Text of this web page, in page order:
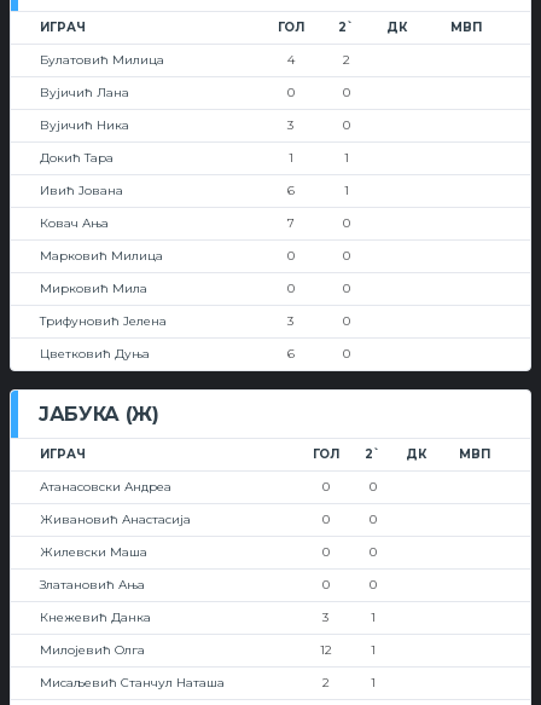
ИГРАЧ ГОЛ 2` ДК МВП
Булатовић Милица 4 2
Вујичић Лана 0 0
Вујичић Ника 3 0
Докић Тара 1 1
Ивић Јована 6 1
Ковач Ања 7 0
Марковић Милица 0 0
Мирковић Мила 0 0
Трифуновић Јелена 3 0
Цветковић Дуња 6 0
ЈАБУКА (Ж)
ИГРАЧ ГОЛ 2` ДК МВП
Атанасовски Андреа 0 0
Живановић Анастасија 0 0
Жилевски Маша 0 0
Златановић Ања 0 0
Кнежевић Данка 3 1
Милојевић Олга 12 1
Мисаљевић Станчул Наташа 2 1